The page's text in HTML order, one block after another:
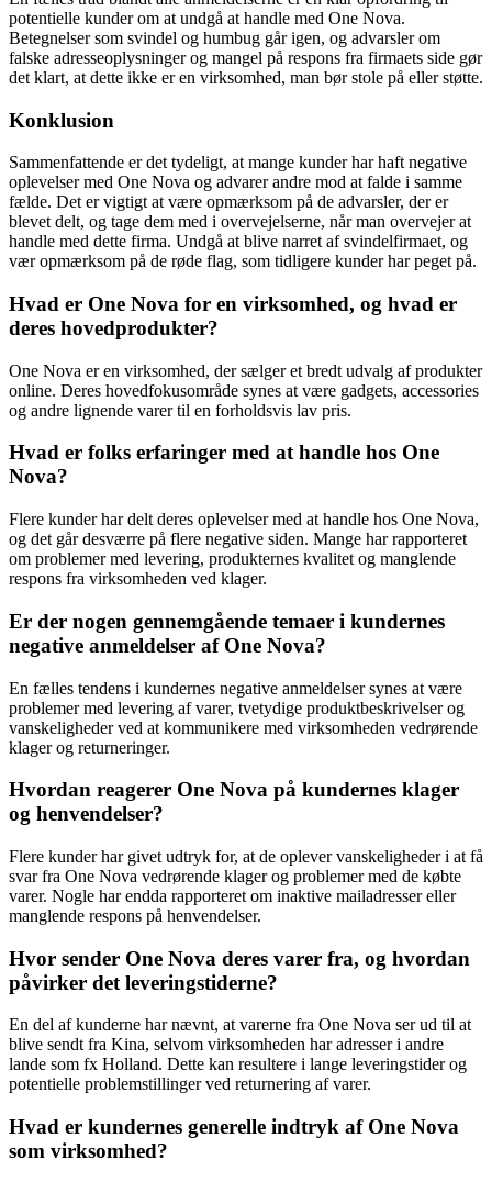
potentielle kunder om at undgå at handle med One Nova.
Betegnelser som svindel og humbug går igen, og advarsler om
falske adresseoplysninger og mangel på respons fra firmaets side gør
det klart, at dette ikke er en virksomhed, man bør stole på eller støtte.
Konklusion
Sammenfattende er det tydeligt, at mange kunder har haft negative
oplevelser med One Nova og advarer andre mod at falde i samme
fælde. Det er vigtigt at være opmærksom på de advarsler, der er
blevet delt, og tage dem med i overvejelserne, når man overvejer at
handle med dette firma. Undgå at blive narret af svindelfirmaet, og
vær opmærksom på de røde flag, som tidligere kunder har peget på.
Hvad er One Nova for en virksomhed, og hvad er
deres hovedprodukter?
One Nova er en virksomhed, der sælger et bredt udvalg af produkter
online. Deres hovedfokusområde synes at være gadgets, accessories
og andre lignende varer til en forholdsvis lav pris.
Hvad er folks erfaringer med at handle hos One
Nova?
Flere kunder har delt deres oplevelser med at handle hos One Nova,
og det går desværre på flere negative siden. Mange har rapporteret
om problemer med levering, produkternes kvalitet og manglende
respons fra virksomheden ved klager.
Er der nogen gennemgående temaer i kundernes
negative anmeldelser af One Nova?
En fælles tendens i kundernes negative anmeldelser synes at være
problemer med levering af varer, tvetydige produktbeskrivelser og
vanskeligheder ved at kommunikere med virksomheden vedrørende
klager og returneringer.
Hvordan reagerer One Nova på kundernes klager
og henvendelser?
Flere kunder har givet udtryk for, at de oplever vanskeligheder i at få
svar fra One Nova vedrørende klager og problemer med de købte
varer. Nogle har endda rapporteret om inaktive mailadresser eller
manglende respons på henvendelser.
Hvor sender One Nova deres varer fra, og hvordan
påvirker det leveringstiderne?
En del af kunderne har nævnt, at varerne fra One Nova ser ud til at
blive sendt fra Kina, selvom virksomheden har adresser i andre
lande som fx Holland. Dette kan resultere i lange leveringstider og
potentielle problemstillinger ved returnering af varer.
Hvad er kundernes generelle indtryk af One Nova
som virksomhed?